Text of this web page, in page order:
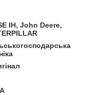
IH, John Deere,